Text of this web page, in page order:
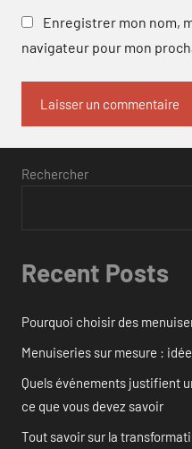
Enregistrer mon nom,
navigateur pour mon
Rechercher
Recent Posts
Pourquoi choisir des
Menuiseries sur mesure :
Quels événements justifient
ce que vous devez savoir
Tout savoir sur la